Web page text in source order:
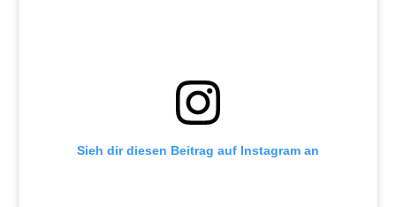
Sieh dir diesen Beitrag auf Instagram an